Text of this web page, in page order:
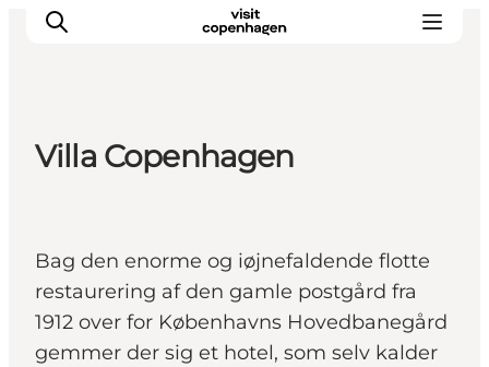
Planera din resa
Villa Copenhagen
Bag den enorme og iøjnefaldende flotte
restaurering af den gamle postgård fra
1912 over for Københavns Hovedbanegård
gemmer der sig et hotel, som selv kalder